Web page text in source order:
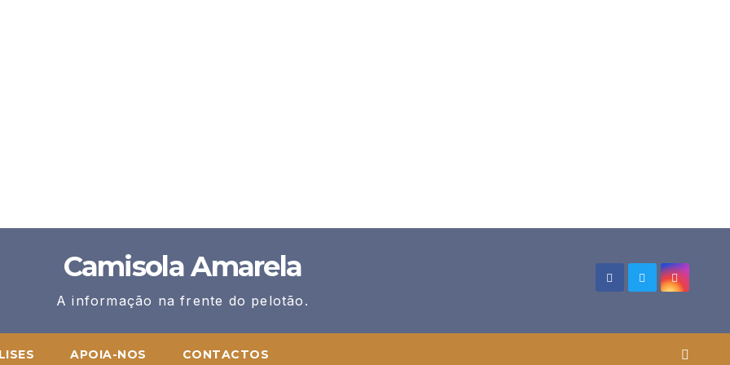
Camisola Amarela
A informação na frente do pelotão.
APOIA-NOS CONTACTOS